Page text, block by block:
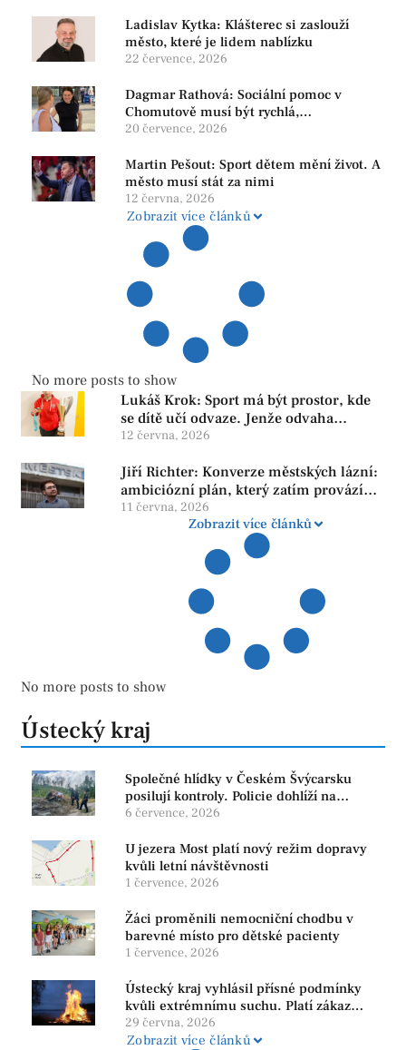
Ladislav Kytka: Klášterec si zaslouží
město, které je lidem nablízku
22 července, 2026
Dagmar Rathová: Sociální pomoc v
Chomutově musí být rychlá,
srozumitelná a férová. Ne udržovat lidi v
20 července, 2026
Martin Pešout: Sport dětem mění život. A
město musí stát za nimi
12 června, 2026
Zobrazit více článků
No more posts to show
Lukáš Krok: Sport má být prostor, kde
se dítě učí odvaze. Jenže odvaha
neroste tam, kde se bojí udělat chybu.
12 června, 2026
Jiří Richter: Konverze městských lázní:
ambiciózní plán, který zatím provází
více otazníků než jistot
11 června, 2026
Zobrazit více článků
No more posts to show
Ústecký kraj
Společné hlídky v Českém Švýcarsku
posilují kontroly. Policie dohlíží na
bezpečnost i ochranu přírody
6 července, 2026
U jezera Most platí nový režim dopravy
kvůli letní návštěvnosti
1 července, 2026
Žáci proměnili nemocniční chodbu v
barevné místo pro dětské pacienty
1 července, 2026
Ústecký kraj vyhlásil přísné podmínky
kvůli extrémnímu suchu. Platí zákaz
ohňů i pyrotechniky
29 června, 2026
Zobrazit více článků